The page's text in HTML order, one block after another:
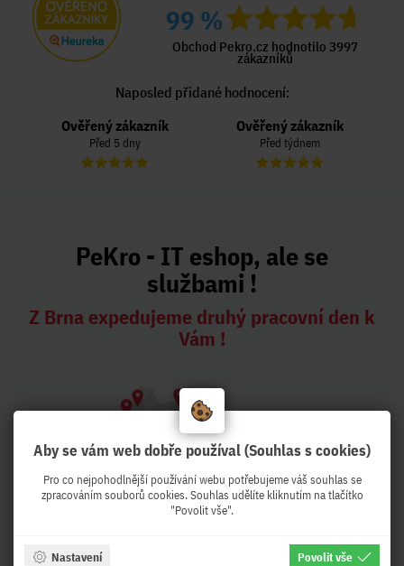
99 %
Obchod Pekro.cz hodnotilo 3997
zákazníků
Naposled přidané hodnocení:
Ověřený zákazník
Před 5 dny
Ověřený zákazník
Před týdnem
PeKro - IT eshop, ale se
službami !
Z Brna expedujeme druhý pracovní den k
Vám !
Aby se vám web dobře používal (Souhlas s cookies)
Pro co nejpohodlnější používání webu potřebujeme váš souhlas se
zpracováním souborů cookies. Souhlas udělíte kliknutím na tlačítko
"Povolit vše".
Nastavení Povolit vše